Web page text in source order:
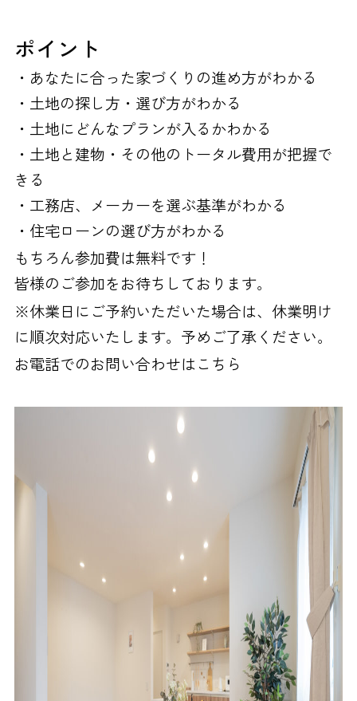
ポイント
・あなたに合った家づくりの進め方がわかる
・土地の探し方・選び方がわかる
・土地にどんなプランが入るかわかる
・土地と建物・その他のトータル費用が把握で
きる
・工務店、メーカーを選ぶ基準がわかる
・住宅ローンの選び方がわかる
もちろん参加費は無料です！
皆様のご参加をお待ちしております。
※休業日にご予約いただいた場合は、休業明け
に順次対応いたします。予めご了承ください。
お電話でのお問い合わせはこちら